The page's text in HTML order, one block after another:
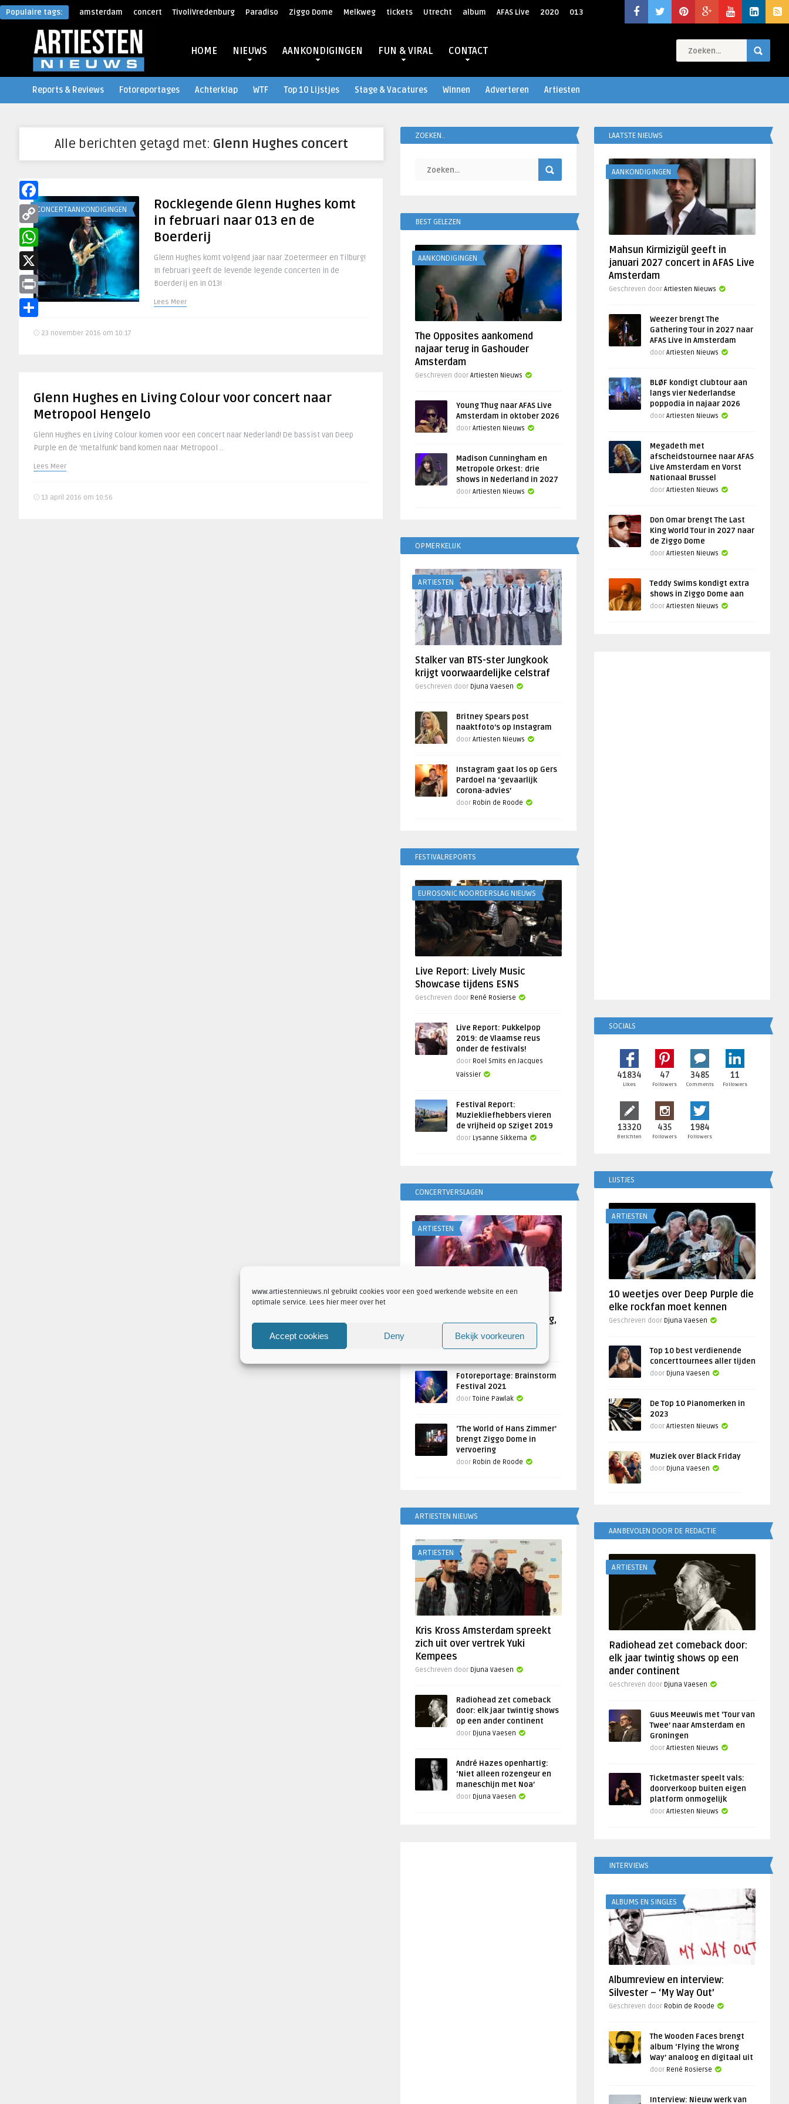
www.artiestennieuws.nl gebruikt cookies voor een goed werkende website en een
optimale service. Lees hier meer over het
Accept cookies Deny Bekijk voorkeuren
Populaire tags: amsterdam concert TivoliVredenburg Paradiso Ziggo Dome Melkweg tickets Utrecht album AFAS Live 2020 013
HOME NIEUWS AANKONDIGINGEN FUN & VIRAL CONTACT
Reports & Reviews Fotoreportages Achterklap WTF Top 10 Lijstjes Stage & Vacatures Winnen Adverteren Artiesten
Alle berichten getagd met: Glenn Hughes concert
CONCERTAANKONDIGINGEN
Rocklegende Glenn Hughes komt
in februari naar 013 en de
Boerderij
Glenn Hughes komt volgend jaar naar Zoetermeer en Tilburg!
In februari geeft de levende legende concerten in de
Boerderij en in 013!
Lees Meer
23 november 2016 om 10:17
Glenn Hughes en Living Colour voor concert naar
Metropool Hengelo
Glenn Hughes en Living Colour komen voor een concert naar Nederland! De bassist van Deep
Purple en de ‘metalfunk’ band komen naar Metropool ..
Lees Meer
13 april 2016 om 10:56
ZOEKEN..
BEST GELEZEN
AANKONDIGINGEN
The Opposites aankomend
najaar terug in Gashouder
Amsterdam
Geschreven door Artiesten Nieuws
Young Thug naar AFAS Live
Amsterdam in oktober 2026
door Artiesten Nieuws
Madison Cunningham en
Metropole Orkest: drie
shows in Nederland in 2027
door Artiesten Nieuws
OPMERKELIJK
ARTIESTEN
Stalker van BTS-ster Jungkook
krijgt voorwaardelijke celstraf
Geschreven door Djuna Vaesen
Britney Spears post
naaktfoto’s op Instagram
door Artiesten Nieuws
Instagram gaat los op Gers
Pardoel na ‘gevaarlijk
corona-advies’
door Robin de Roode
FESTIVALREPORTS
EUROSONIC NOORDERSLAG NIEUWS
Live Report: Lively Music
Showcase tijdens ESNS
Geschreven door René Rosierse
Live Report: Pukkelpop
2019: de Vlaamse reus
onder de festivals!
door Roel Smits en Jacques
Vaissier
Festival Report:
Muziekliefhebbers vieren
de vrijheid op Sziget 2019
door Lysanne Sikkema
CONCERTVERSLAGEN
ARTIESTEN
Atlantis en Xandria in De Helling,
Geschreven door
Fotoreportage: Brainstorm
Festival 2021
door Toine Pawlak
‘The World of Hans Zimmer’
brengt Ziggo Dome in
vervoering
door Robin de Roode
ARTIESTEN NIEUWS
ARTIESTEN
Kris Kross Amsterdam spreekt
zich uit over vertrek Yuki
Kempees
Geschreven door Djuna Vaesen
Radiohead zet comeback
door: elk jaar twintig shows
op een ander continent
door Djuna Vaesen
André Hazes openhartig:
‘Niet alleen rozengeur en
maneschijn met Noa’
door Djuna Vaesen
LAATSTE NIEUWS
AANKONDIGINGEN
Mahsun Kirmizigül geeft in
januari 2027 concert in AFAS Live
Amsterdam
Geschreven door Artiesten Nieuws
Weezer brengt The
Gathering Tour in 2027 naar
AFAS Live in Amsterdam
door Artiesten Nieuws
BLØF kondigt clubtour aan
langs vier Nederlandse
poppodia in najaar 2026
door Artiesten Nieuws
Megadeth met
afscheidstournee naar AFAS
Live Amsterdam en Vorst
Nationaal Brussel
door Artiesten Nieuws
Don Omar brengt The Last
King World Tour in 2027 naar
de Ziggo Dome
door Artiesten Nieuws
Teddy Swims kondigt extra
shows in Ziggo Dome aan
door Artiesten Nieuws
SOCIALS
41834
Likes
47
Followers
3485
Comments
11
Followers
13320
Berichten
435
Followers
1984
Followers
LIJSTJES
ARTIESTEN
10 weetjes over Deep Purple die
elke rockfan moet kennen
Geschreven door Djuna Vaesen
Top 10 best verdienende
concerttournees aller tijden
door Djuna Vaesen
De Top 10 Pianomerken in
2023
door Artiesten Nieuws
Muziek over Black Friday
door Djuna Vaesen
AANBEVOLEN DOOR DE REDACTIE
ARTIESTEN
Radiohead zet comeback door:
elk jaar twintig shows op een
ander continent
Geschreven door Djuna Vaesen
Guus Meeuwis met ‘Tour van
Twee’ naar Amsterdam en
Groningen
door Artiesten Nieuws
Ticketmaster speelt vals:
doorverkoop buiten eigen
platform onmogelijk
door Artiesten Nieuws
INTERVIEWS
ALBUMS EN SINGLES
Albumreview en interview:
Silvester – ‘My Way Out’
Geschreven door Robin de Roode
The Wooden Faces brengt
album ‘Flying the Wrong
Way’ analoog en digitaal uit
door René Rosierse
Interview: Nieuw werk van
Facebook
Copy
Link
WhatsApp
X
Print